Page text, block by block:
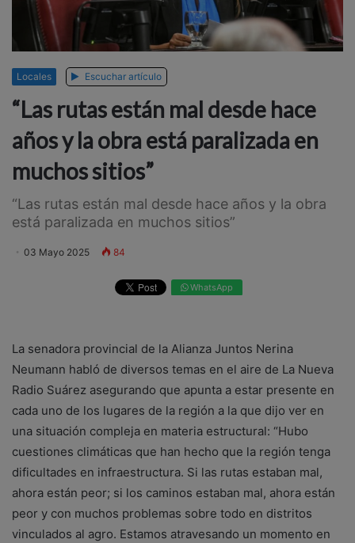
Locales Escuchar artículo
“Las rutas están mal desde hace
años y la obra está paralizada en
muchos sitios”
“Las rutas están mal desde hace años y la obra
está paralizada en muchos sitios”
03 Mayo 2025 84
WhatsApp
La senadora provincial de la Alianza Juntos Nerina
Neumann habló de diversos temas en el aire de La Nueva
Radio Suárez asegurando que apunta a estar presente en
cada uno de los lugares de la región a la que dijo ver en
una situación compleja en materia estructural: “Hubo
cuestiones climáticas que han hecho que la región tenga
dificultades en infraestructura. Si las rutas estaban mal,
ahora están peor; si los caminos estaban mal, ahora están
peor y con muchos problemas sobre todo en distritos
vinculados al agro. Estamos atravesando un momento en